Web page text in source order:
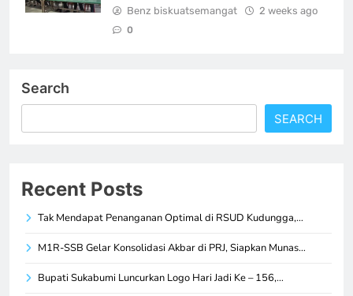
Benz biskuatsemangat 2 weeks ago
0
Search
SEARCH
Recent Posts
Tak Mendapat Penanganan Optimal di RSUD Kudungga,…
M1R-SSB Gelar Konsolidasi Akbar di PRJ, Siapkan Munas…
Bupati Sukabumi Luncurkan Logo Hari Jadi Ke – 156,…